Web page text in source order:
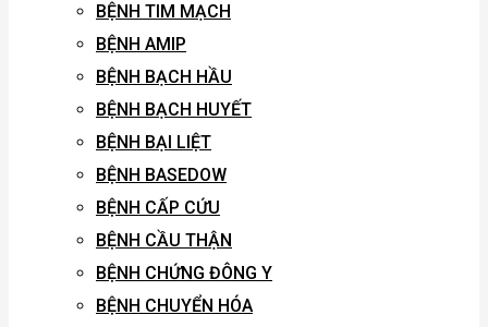
BỆNH TIM MẠCH
BỆNH AMIP
BỆNH BẠCH HẦU
BỆNH BẠCH HUYẾT
BỆNH BẠI LIỆT
BỆNH BASEDOW
BỆNH CẤP CỨU
BỆNH CẦU THẬN
BỆNH CHỨNG ĐÔNG Y
BỆNH CHUYỂN HÓA